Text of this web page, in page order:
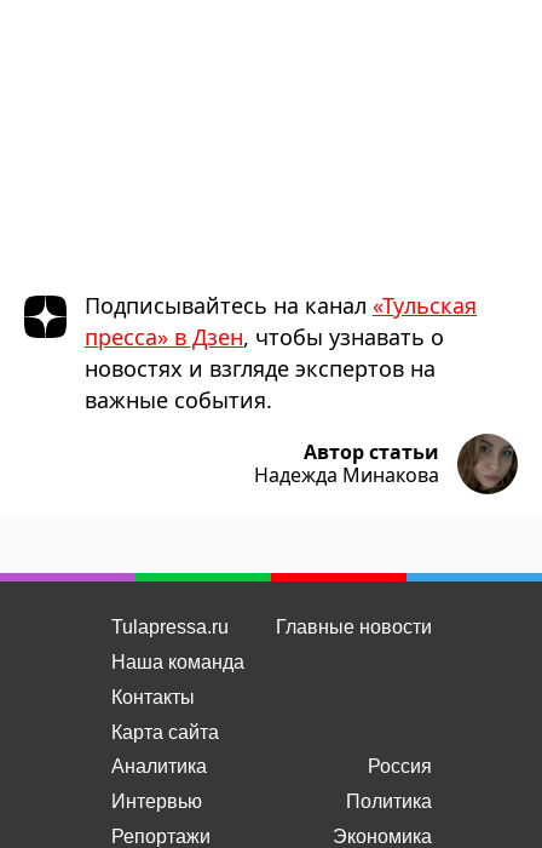
Подписывайтесь на канал «Тульская
пресса» в Дзен, чтобы узнавать о
новостях и взгляде экспертов на
важные события.
Автор статьи
Надежда Минакова
Tulapressa.ru
Наша команда
Контакты
Карта сайта
Главные новости
Аналитика
Интервью
Репортажи
Россия
Политика
Экономика